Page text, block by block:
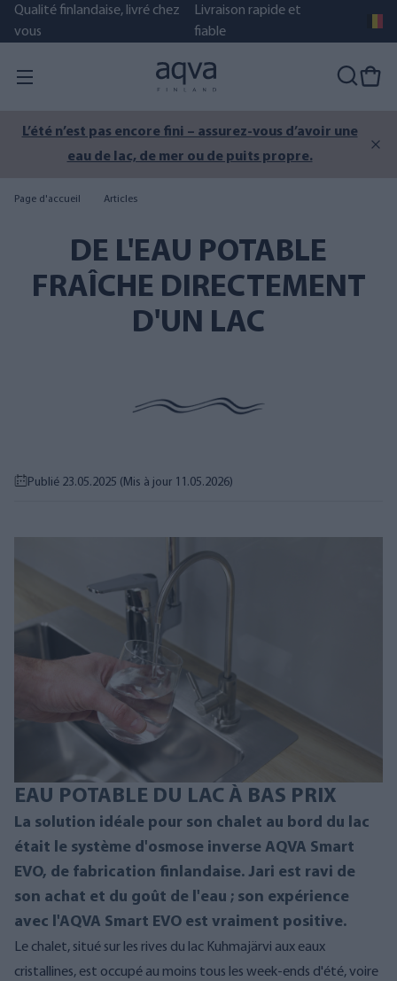
Qualité finlandaise, livré chez
vous
Livraison rapide et
fiable
L’été n’est pas encore fini – assurez-vous d’avoir une
eau de lac, de mer ou de puits propre.
Page d'accueil Articles
DE L'EAU POTABLE
FRAÎCHE DIRECTEMENT
D'UN LAC
Publié 23.05.2025 (Mis à jour 11.05.2026)
EAU POTABLE DU LAC À BAS PRIX
La solution idéale pour son chalet au bord du lac
était le système d'osmose inverse AQVA Smart
EVO, de fabrication finlandaise. Jari est ravi de
son achat et du goût de l'eau ; son expérience
avec l'AQVA Smart EVO est vraiment positive.
Le chalet, situé sur les rives du lac Kuhmajärvi aux eaux
cristallines, est occupé au moins tous les week-ends d'été, voire